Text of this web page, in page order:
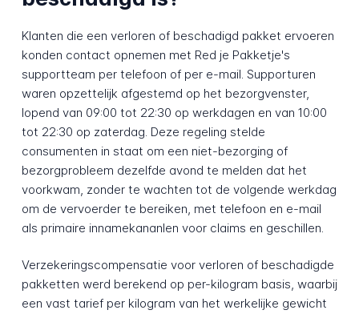
Klanten die een verloren of beschadigd pakket ervoeren
konden contact opnemen met Red je Pakketje's
supportteam per telefoon of per e-mail. Supporturen
waren opzettelijk afgestemd op het bezorgvenster,
lopend van 09:00 tot 22:30 op werkdagen en van 10:00
tot 22:30 op zaterdag. Deze regeling stelde
consumenten in staat om een niet-bezorging of
bezorgprobleem dezelfde avond te melden dat het
voorkwam, zonder te wachten tot de volgende werkdag
om de vervoerder te bereiken, met telefoon en e-mail
als primaire innamekananlen voor claims en geschillen.
Verzekeringscompensatie voor verloren of beschadigde
pakketten werd berekend op per-kilogram basis, waarbij
een vast tarief per kilogram van het werkelijke gewicht